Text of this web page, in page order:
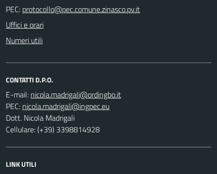
PEC:
Uffici e orari
Numeri utili
CONTATTI D.P.O.
E-mail:
PEC:
Dott. Nicola Madrigali
Cellulare: (+39) 3398814928
LINK UTILI